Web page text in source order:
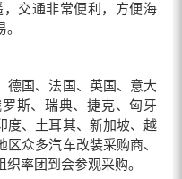
交通非常便利，方便海
国、法国、英国、意大
斯、瑞典、捷克、匈牙
度、土耳其、新加坡、越
众多汽车改装采购商、
率团到会参观采购。